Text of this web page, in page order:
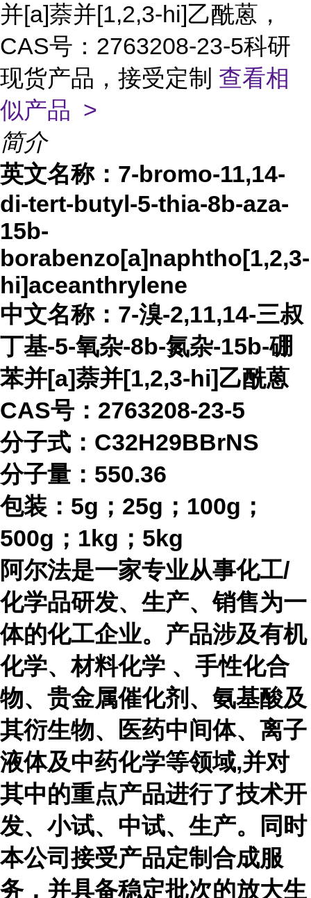
并[a]萘并[1,2,3-hi]乙酰蒽，
CAS号：2763208-23-5科研
现货产品，接受定制 查看相
似产品 >
简介
英文名称： 7-bromo-11,14-
di-tert-butyl-5-thia-8b-aza-
15b-
borabenzo[a]naphtho[1,2,3-
hi]aceanthrylene
中文名称： 7-溴-2,11,14-三叔
丁基-5-氧杂-8b-氮杂-15b-硼
苯并[a]萘并[1,2,3-hi]乙酰蒽
CAS号：2763208-23-5
分子式： C32H29BBrNS
分子量： 550.36
包装： 5g；25g；100g；
500g；1kg；5kg
阿尔法是一家专业从事化工/
化学品研发、生产、销售为一
体的化工企业。产品涉及有机
化学、材料化学 、手性化合
物、贵金属催化剂、氨基酸及
其衍生物、医药中间体、离子
液体及中药化学等领域,并对
其中的重点产品进行了技术开
发、小试、中试、生产。同时
本公司接受产品定制合成服
务，并具备稳定批次的放大生